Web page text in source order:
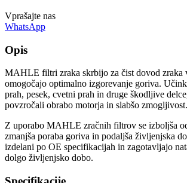
Vprašajte nas
WhatsApp
Opis
MAHLE filtri zraka skrbijo za čist dovod zraka
omogočajo optimalno izgorevanje goriva.
prah, pesek, cvetni prah in druge škodljive
povzročali obrabo motorja in slabšo zmogljivost.
Z uporabo MAHLE zračnih filtrov se izboljša
zmanjša poraba goriva in podaljša življenjska
izdelani po OE specifikacijah in zagotavljajo
dolgo življenjsko dobo.